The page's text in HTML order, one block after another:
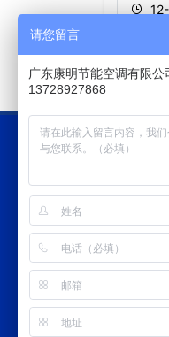
网站首页
冷却塔百科
冷却塔配件
冷却塔维修
请您留言
广东康明节能空调有限公
13728927868